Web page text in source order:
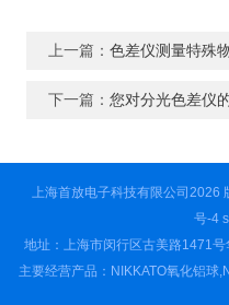
上一篇： 色差仪测量特殊
下一篇： 您对分光色差仪
上海首放电子科技有限公司
号-4
地址：上海市闵行区古美路1471
主要经营产品：NIKKATO氧化铝球